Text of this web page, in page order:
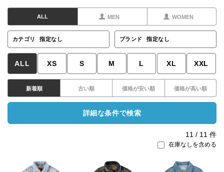
ALL MEN WOMEN
カテゴリ 指定なし ブランド 指定なし
ALL XS S M L XL XXL
新着順 古い順 価格が安い順 価格が高い順
詳細な条件で検索
11 / 11 件
在庫なしを含める